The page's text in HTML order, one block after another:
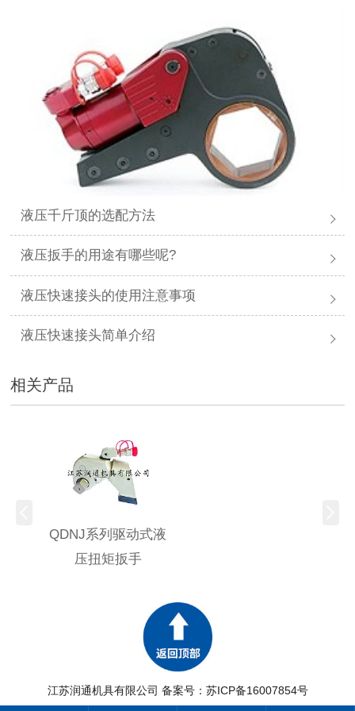
液压千斤顶的选配方法
液压扳手的用途有哪些呢?
液压快速接头的使用注意事项
液压快速接头简单介绍
相关产品
QDNJ系列驱动式液
压扭矩扳手
江苏润通机具有限公司 备案号： 苏ICP备16007854号